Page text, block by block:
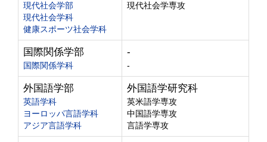
現代社会学部
現代社会学科
健康スポーツ社会学科
現代社会学専攻
国際関係学部
国際関係学科
-
-
外国語学部
英語学科
ヨーロッパ言語学科
アジア言語学科
外国語学研究科
英米語学専攻
中国語学専攻
言語学専攻